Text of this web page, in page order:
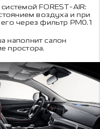
FOREST-AIR:
воздуха и при
через фильтр PM0.1
наполнит салон
простора.